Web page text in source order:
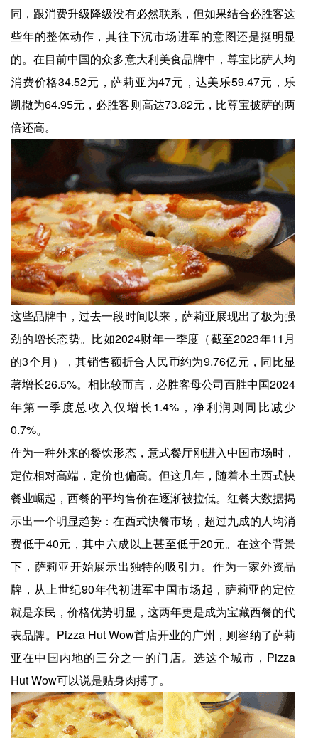
同，跟消费升级降级没有必然联系，但如果结合必胜客这
些年的整体动作，其往下沉市场进军的意图还是挺明显
的。在目前中国的众多意大利美食品牌中，尊宝比萨人均
消费价格34.52元，萨莉亚为47元，达美乐59.47元，乐
凯撒为64.95元，必胜客则高达73.82元，比尊宝披萨的两
倍还高。
这些品牌中，过去一段时间以来，萨莉亚展现出了极为强
劲的增长态势。比如2024财年一季度（截至2023年11月
的3个月），其销售额折合人民币约为9.76亿元，同比显
著增长26.5%。相比较而言，必胜客母公司百胜中国2024
年第一季度总收入仅增长1.4%，净利润则同比减少
0.7%。
作为一种外来的餐饮形态，意式餐厅刚进入中国市场时，
定位相对高端，定价也偏高。但这几年，随着本土西式快
餐业崛起，西餐的平均售价在逐渐被拉低。红餐大数据揭
示出一个明显趋势：在西式快餐市场，超过九成的人均消
费低于40元，其中六成以上甚至低于20元。在这个背景
下，萨莉亚开始展示出独特的吸引力。作为一家外资品
牌，从上世纪90年代初进军中国市场起，萨莉亚的定位
就是亲民，价格优势明显，这两年更是成为宝藏西餐的代
表品牌。Pizza Hut Wow首店开业的广州，则容纳了萨莉
亚在中国内地的三分之一的门店。选这个城市，Pizza
Hut Wow可以说是贴身肉搏了。